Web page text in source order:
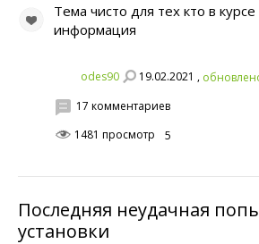
Тема чисто для тех кто в курсе
информация
odes90 19.02.2021 ,
17 комментариев
1481 просмотр
5
Последняя неудачная
установки